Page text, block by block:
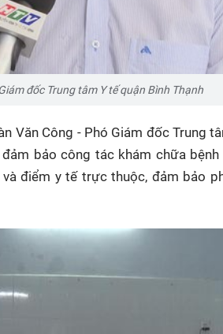
đốc Trung tâm Y tế quận Bình Thạnh
Văn Công - Phó Giám đốc Trung
bảo công tác khám chữa
điểm y tế trực thuộc, đảm bảo